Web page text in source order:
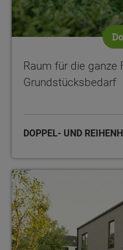
Raum für die ganze
Grundstücksbedarf
DOPPEL- UND
Architektur neu interpretiert